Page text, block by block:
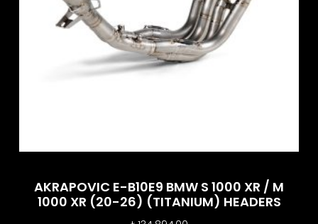
AKRAPOVIC E-B10E9 BMW S 1000 XR / M
1000 XR (20-26) (TITANIUM) HEADERS